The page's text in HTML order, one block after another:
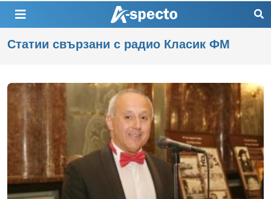
Статии свързани с радио Класик ФМ